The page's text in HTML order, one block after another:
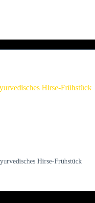
Hirse-Frühstück